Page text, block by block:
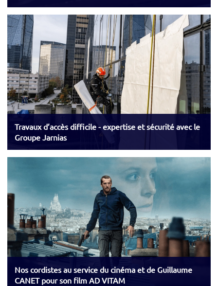
Travaux d’accès difficile - expertise et sécurité avec le
Groupe Jarnias
Nos cordistes au service du cinéma et de Guillaume
CANET pour son film AD VITAM